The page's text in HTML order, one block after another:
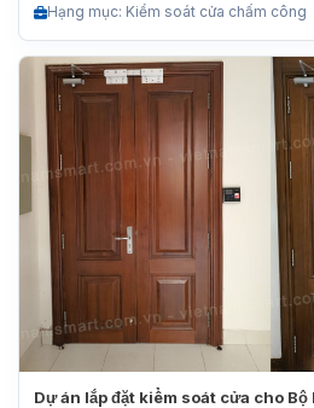
Hạng mục: Kiểm soát cửa chấm công
Dự án lắp đặt kiểm soát cửa cho